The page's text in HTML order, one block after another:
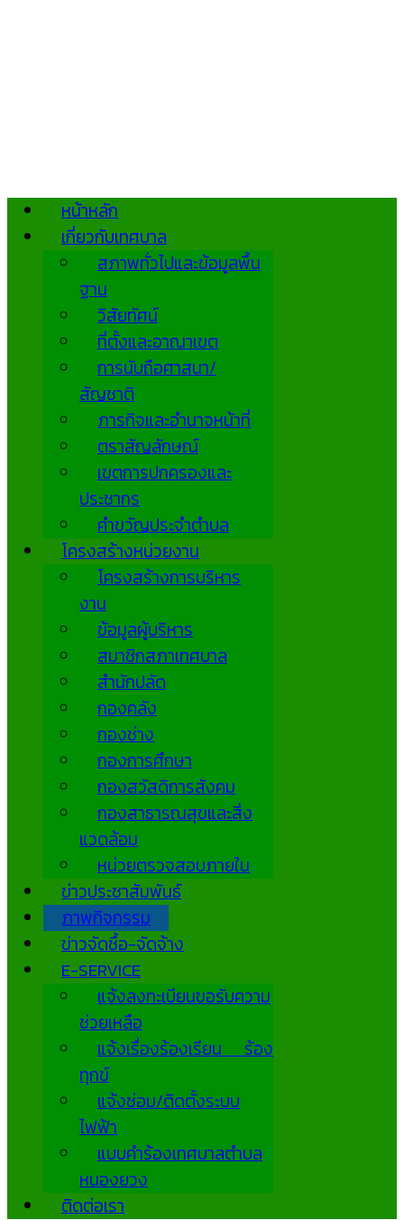
หน้าหลัก
เกี่ยวกับเทศบาล
สภาพทั่วไปและข้อมูลพื้น
ฐาน
วิสัยทัศน์
ที่ตั้งและอาณาเขต
การนับถือศาสนา/
สัญชาติ
ภารกิจและอำนาจหน้าที่
ตราสัญลักษณ์
เขตการปกครองและ
ประชากร
คำขวัญประจำตำบล
โครงสร้างหน่วยงาน
โครงสร้างการบริหาร
งาน
ข้อมูลผู้บริหาร
สมาชิกสภาเทศบาล
สำนักปลัด
กองคลัง
กองช่าง
กองการศึกษา
กองสวัสดิการสังคม
กองสาธารณสุขและสิ่ง
แวดล้อม
หน่วยตรวจสอบภายใน
ข่าวประชาสัมพันธ์
ภาพกิจกรรม
ข่าวจัดซื้อ-จัดจ้าง
E-SERVICE
แจ้งลงทะเบียนขอรับความ
ช่วยเหลือ
แจ้งเรื่องร้องเรียน ร้อง
ทุกข์
แจ้งซ่อม/ติดตั้งระบบ
ไฟฟ้า
แบบคำร้องเทศบาลตำบล
หนองยวง
ติดต่อเรา